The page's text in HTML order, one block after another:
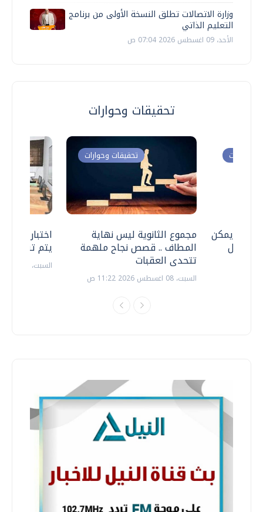
وزارة الاتصالات تطلق النسخة الأولى من برنامج
التعليم الذاتي
الأحد، 09 اغسطس 2026 07:04 ص
تحقيقات وحوارات
اختبارات
يتم
السبت، 18 يوليو 2026 09:22 ص
تحقيقات وحوارات
مجموع الثانوية ليس نهاية
المطاف .. قصص نجاح ملهمة
تتحدى العقبات
السبت، 08 اغسطس 2026 11:22 ص
وحوارات
.. هل يمكن
نتعامل